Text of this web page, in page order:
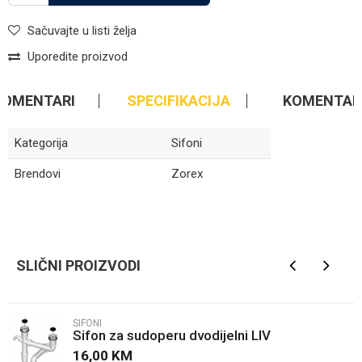
Sačuvajte u listi želja
Uporedite proizvod
SPECIFIKACIJA
Kategorija Sifoni
Brendovi Zorex
Poruka
SLIČNI PROIZVODI
SIFONI
Sifon za sudoperu dvodijelni LIV
16,00 KM